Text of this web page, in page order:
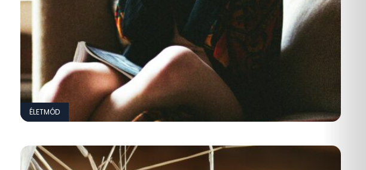
ÉLETMÓD